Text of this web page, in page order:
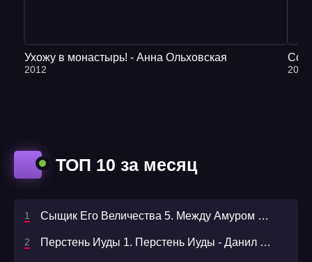
ТОП 10 за месяц
Сыщик Его Величества 5. Между Амуром и Невой - Николай Свечин
Перстень Иуды 1. Перстень Иуды - Данил Корецкий, Сергей Куликов
Ухожу в монастырь! - Анна Ольховская
2012 2021